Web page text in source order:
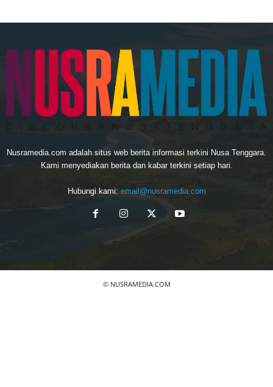
Nusramedia.com adalah situs web berita informasi terkini Nusa Tenggara.
Kami menyediakan berita dan kabar terkini setiap hari.
Hubungi kami: email@nusramedia.com
© NUSRAMEDIA.COM